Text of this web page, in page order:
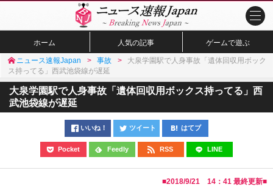
ホーム 人気の記事 ゲームで遊ぶ
ニュース速報Japan 事故
大泉学園駅で人身事故「遺体回収用ボック
ス持ってる」西武池袋線が遅延
大泉学園駅で人身事故「遺体回収用ボックス持ってる」西
武池袋線が遅延
いいね！ ツイート はてブ
Pocket Feedly RSS LINE
■2018/9/21 14：41 最終更新■